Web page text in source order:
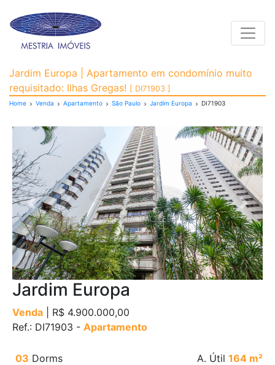
Apartamento para
Jardim Europa | Apartamento em condomínio muito
requisitado: Ilhas Gregas! [ DI71903 ]
Home Venda Apartamento São Paulo Jardim Europa DI71903
Previous Next
Jardim Europa
Venda | R$ 4.900.000,00
Ref.: DI71903 - Apartamento
03 Dorms A. Útil 164 m²